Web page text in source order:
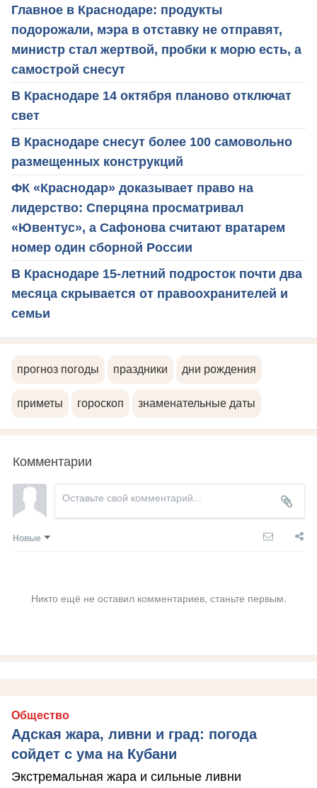
Главное в Краснодаре: продукты
подорожали, мэра в отставку не отправят,
министр стал жертвой, пробки к морю есть, а
самострой снесут
В Краснодаре 14 октября планово отключат
свет
В Краснодаре снесут более 100 самовольно
размещенных конструкций
ФК «Краснодар» доказывает право на
лидерство: Сперцяна просматривал
«Ювентус», а Сафонова считают вратарем
номер один сборной России
В Краснодаре 15-летний подросток почти два
месяца скрывается от правоохранителей и
семьи
прогноз погоды праздники дни рождения
приметы гороскоп знаменательные даты
Комментарии
Новые
Никто ещё не оставил комментариев, станьте первым.
Общество
Адская жара, ливни и град: погода
сойдет с ума на Кубани
Экстремальная жара и сильные ливни